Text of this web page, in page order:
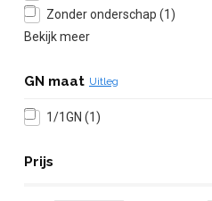
Zonder onderschap (1)
Bekijk meer
GN maat Uitleg
1/1GN (1)
Prijs